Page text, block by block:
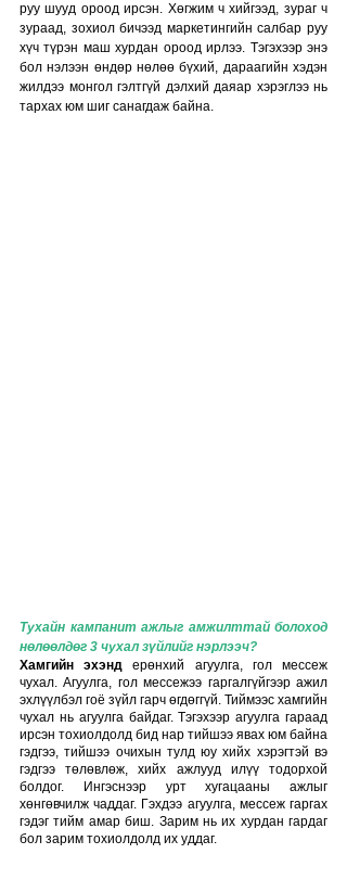
руу шууд ороод ирсэн. Хөгжим ч хийгээд, зураг ч
зураад, зохиол бичээд маркетингийн салбар руу
хүч түрэн маш хурдан ороод ирлээ. Тэгэхээр энэ
бол нэлээн өндөр нөлөө бүхий, дараагийн хэдэн
жилдээ монгол гэлтгүй дэлхий даяар хэрэглээ нь
тархах юм шиг санагдаж байна.
Тухайн кампанит ажлыг амжилттай болоход
нөлөөлдөг 3 чухал зүйлийг нэрлээч?
Хамгийн эхэнд ерөнхий агуулга, гол мессеж
чухал. Агуулга, гол мессежээ гаргалгүйгээр ажил
эхлүүлбэл гоё зүйл гарч өгдөггүй. Тиймээс хамгийн
чухал нь агуулга байдаг. Тэгэхээр агуулга гараад
ирсэн тохиолдолд бид нар тийшээ явах юм байна
гэдгээ, тийшээ очихын тулд юу хийх хэрэгтэй вэ
гэдгээ төлөвлөж, хийх ажлууд илүү тодорхой
болдог. Ингэснээр урт хугацааны ажлыг
хөнгөвчилж чаддаг. Гэхдээ агуулга, мессеж гаргах
гэдэг тийм амар биш. Зарим нь их хурдан гардаг
бол зарим тохиолдолд их уддаг.